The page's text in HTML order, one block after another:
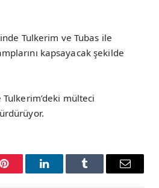
Tulkerim ve Tubas ile
kapsayacak şekilde
mülteci
Pinterest LinkedInTumblr Email